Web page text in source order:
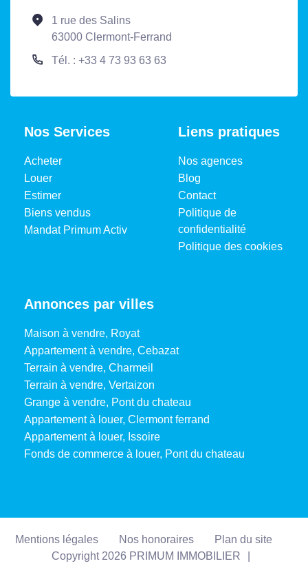
1 rue des Salins
63000 Clermont-Ferrand
Tél. : +33 4 73 93 63 63
Nos Services
Acheter
Louer
Estimer
Biens vendus
Mandat Primum Activ
Liens pratiques
Nos agences
Blog
Contact
Politique de
confidentialité
Politique des cookies
Annonces par villes
Maison à vendre, Royat
Appartement à vendre, Cebazat
Terrain à vendre, Charmeil
Terrain à vendre, Vertaizon
Grange à vendre, Pont du chateau
Appartement à louer, Clermont ferrand
Appartement à louer, Issoire
Fonds de commerce à louer, Pont du chateau
Mentions légales Nos honoraires
Plan du site
Copyright 2026 PRIMUM IMMOBILIER